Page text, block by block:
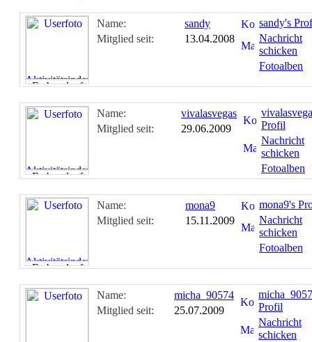
Name:
sandy
Mitglied seit:
13.04.2008
sandy's
Nachricht
schicken
Fotoalben
Name:
vivalasvegas
Mitglied seit:
29.06.2009
Profil
Nachricht
schicken
Fotoalben
Name:
mona9
Mitglied seit:
15.11.2009
mona9's
Nachricht
schicken
Fotoalben
Name:
micha_90574
Mitglied seit:
25.07.2009
Profil
Nachricht
schicken